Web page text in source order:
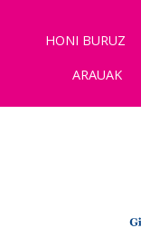
HONI BURUZ
ARAUAK